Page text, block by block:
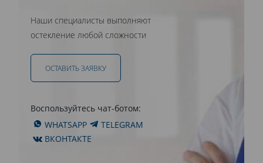
Наши специалисты выполняют
остекление любой сложности
ОСТАВИТЬ ЗАЯВКУ
Воспользуйтесь чат-ботом:
WHATSAPP
TELEGRAM
ВКОНТАКТЕ